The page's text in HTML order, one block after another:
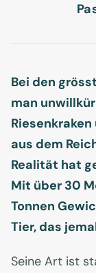
Bei den
man
aus dem
Realität hat
Mit über 30
Tonnen
Tier, das
Seine Art ist